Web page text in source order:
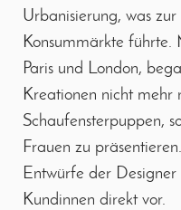
Urbanisierung, was
Konsummärkte führte.
Paris und London,
Kreationen nicht mehr
Schaufensterpuppen,
Frauen zu
Entwürfe der Designer
Kundinnen direkt vor.